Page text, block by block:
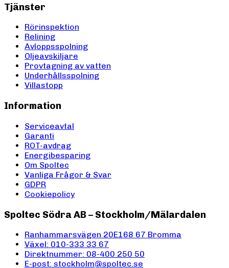
Tjänster
Rörinspektion
Relining
Avloppsspolning
Oljeavskiljare
Provtagning av vatten
Underhållsspolning
Villastopp
Information
Serviceavtal
Garanti
ROT-avdrag
Energibesparing
Om Spoltec
Vanliga Frågor & Svar
GDPR
Cookiepolicy
Spoltec Södra AB – Stockholm/Mälardalen
Ranhammarsvägen 20E168 67 Bromma
Växel: 010-333 33 67
Direktnummer: 08-400 250 50
E-post: stockholm@spoltec.se